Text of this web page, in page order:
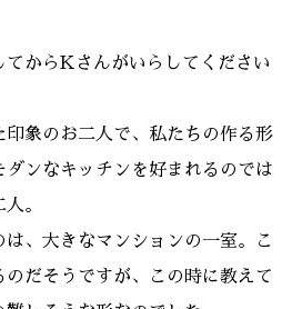
てからKさんがいらしてください
象のお二人で、私たちの作る形
ンなキッチンを好まれるのでは
。
、大きなマンションの一室。こ
だそうですが、この時に教えて